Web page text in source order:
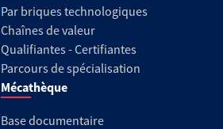
Par briques technologiques
Chaînes de valeur
Qualifiantes - Certifiantes
Parcours de spécialisation
Mécathèque
Base documentaire